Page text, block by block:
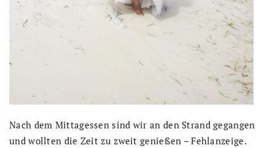
Nach dem Mittagessen sind wir an den Strand gegangen
und wollten die Zeit zu zweit genießen – Fehlanzeige.